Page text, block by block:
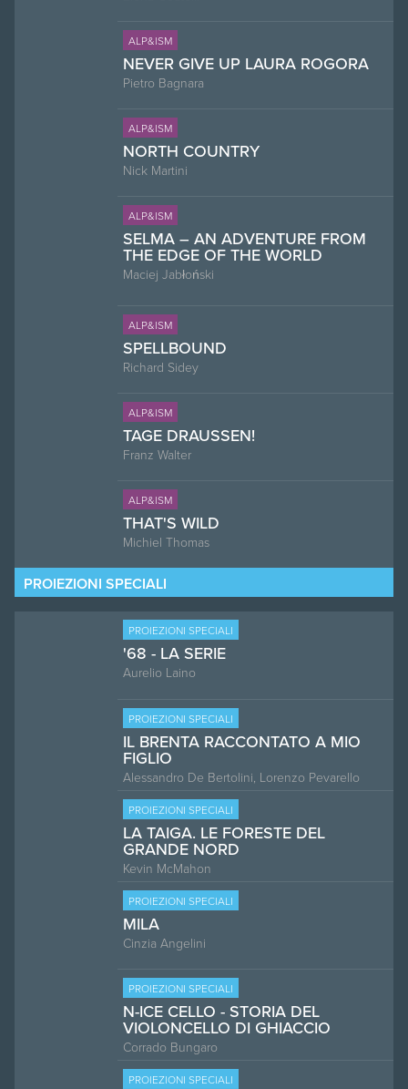
ALP&ISM
NEVER GIVE UP LAURA ROGORA
Pietro Bagnara
ALP&ISM
NORTH COUNTRY
Nick Martini
ALP&ISM
SELMA – AN ADVENTURE FROM
THE EDGE OF THE WORLD
Maciej Jabłoński
ALP&ISM
SPELLBOUND
Richard Sidey
ALP&ISM
TAGE DRAUSSEN!
Franz Walter
ALP&ISM
THAT'S WILD
Michiel Thomas
PROIEZIONI SPECIALI
PROIEZIONI SPECIALI
'68 - LA SERIE
Aurelio Laino
PROIEZIONI SPECIALI
IL BRENTA RACCONTATO A MIO
FIGLIO
Alessandro De Bertolini, Lorenzo Pevarello
PROIEZIONI SPECIALI
LA TAIGA. LE FORESTE DEL
GRANDE NORD
Kevin McMahon
PROIEZIONI SPECIALI
MILA
Cinzia Angelini
PROIEZIONI SPECIALI
N-ICE CELLO - STORIA DEL
VIOLONCELLO DI GHIACCIO
Corrado Bungaro
PROIEZIONI SPECIALI